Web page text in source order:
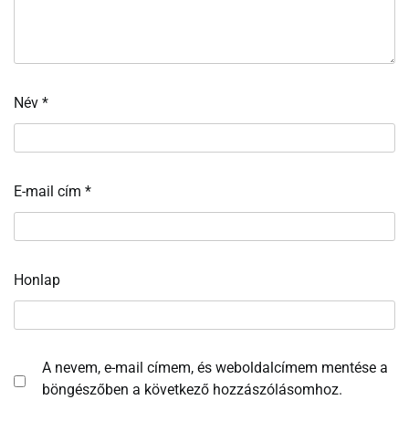
Név *
E-mail cím *
Honlap
A nevem, e-mail címem, és weboldalcímem mentése a
böngészőben a következő hozzászólásomhoz.